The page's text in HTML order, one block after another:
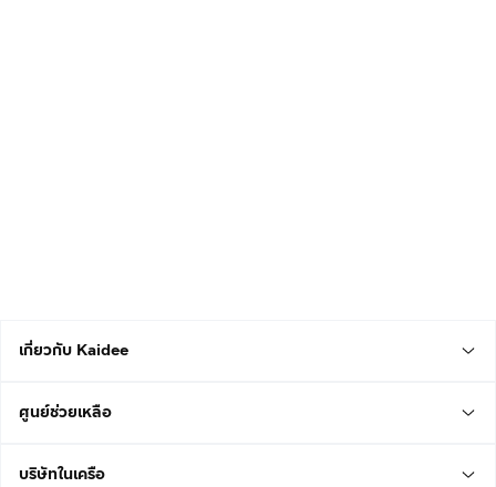
เกี่ยวกับ Kaidee
ศูนย์ช่วยเหลือ
บริษัทในเครือ